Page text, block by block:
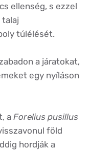
ellenség, s ezzel
talaj
túlélését.
a járatokat,
egy nyíláson
a Forelius pusillus
föld
hordják a